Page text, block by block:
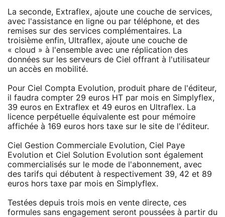
La seconde, Extraflex, ajoute une couche de services,
avec l'assistance en ligne ou par téléphone, et des
remises sur des services complémentaires. La
troisième enfin, Ultraflex, ajoute une couche de
« cloud » à l'ensemble avec une réplication des
données sur les serveurs de Ciel offrant à l'utilisateur
un accès en mobilité.
Pour Ciel Compta Evolution, produit phare de l'éditeur,
il faudra compter 29 euros HT par mois en Simplyflex,
39 euros en Extraflex et 49 euros en Ultraflex. La
licence perpétuelle équivalente est pour mémoire
affichée à 169 euros hors taxe sur le site de l'éditeur.
Ciel Gestion Commerciale Evolution, Ciel Paye
Evolution et Ciel Solution Evolution sont également
commercialisés sur le mode de l'abonnement, avec
des tarifs qui débutent à respectivement 39, 42 et 89
euros hors taxe par mois en Simplyflex.
Testées depuis trois mois en vente directe, ces
formules sans engagement seront poussées à partir du